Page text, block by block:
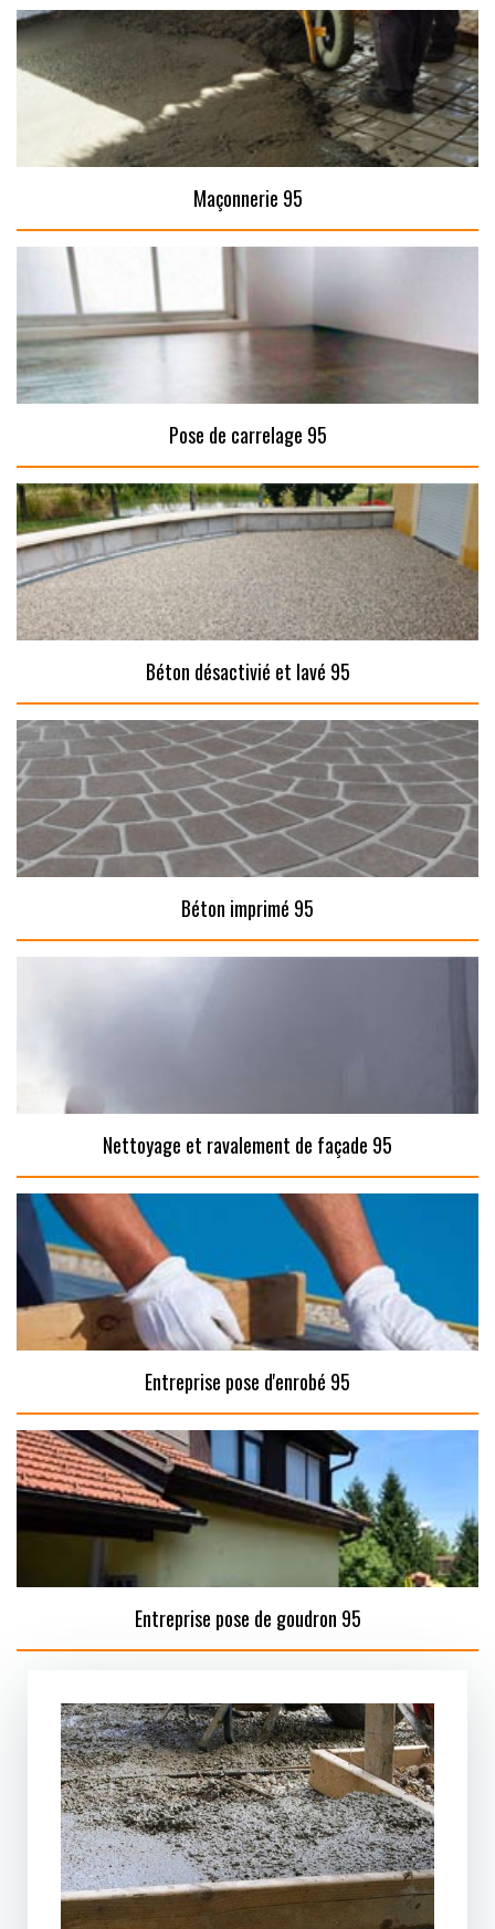
Maçonnerie 95
Pose de carrelage 95
Béton désactivié et lavé 95
Béton imprimé 95
Nettoyage et ravalement de façade 95
Entreprise pose d'enrobé 95
Entreprise pose de goudron 95